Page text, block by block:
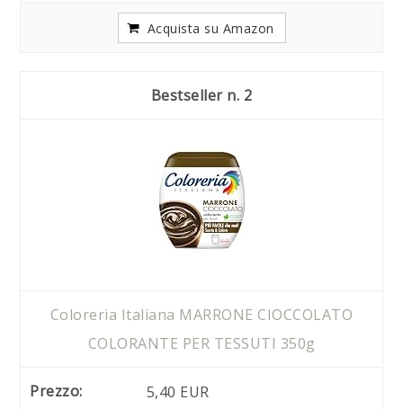
Acquista su Amazon
2
Coloreria Italiana MARRONE CIOCCOLATO
COLORANTE PER TESSUTI 350g
5,40 EUR